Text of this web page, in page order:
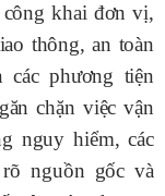
khai đơn vị,
thông, an toàn
phương tiện
chặn việc vận
nguy hiểm, các
nguồn gốc và